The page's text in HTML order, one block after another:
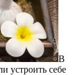
В
устроить себе